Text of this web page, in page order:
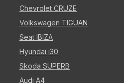
Chevrolet CRUZE
Volkswagen TIGUAN
Seat IBIZA
Hyundai i30
Skoda SUPERB
Audi A4